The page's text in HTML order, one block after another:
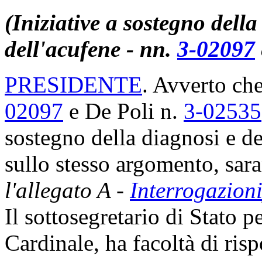
(Iniziative a sostegno
dell'acufene - nn.3-02097
PRESIDENTE. Avverto
02097 e De Poli n. 3-02535
sostegno della diagnosi e
sullo stesso argomento,
l'allegato A - Interrogazioni
Il sottosegretario di Stato
Cardinale, ha facoltà di